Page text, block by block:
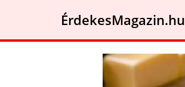
ÉrdekesMagazin.hu